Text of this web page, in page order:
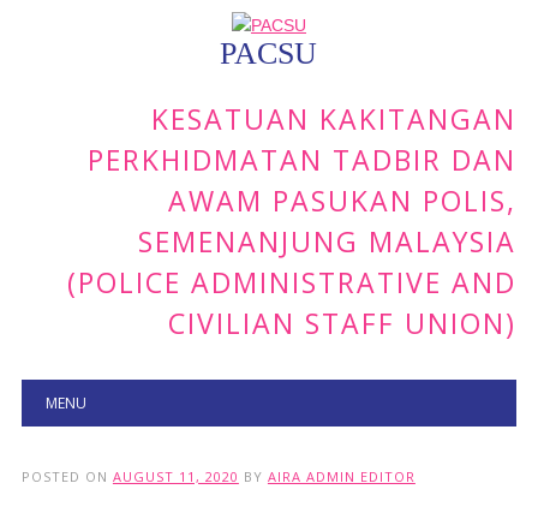
PACSU
KESATUAN KAKITANGAN
PERKHIDMATAN TADBIR DAN
AWAM PASUKAN POLIS,
SEMENANJUNG MALAYSIA
(POLICE ADMINISTRATIVE AND
CIVILIAN STAFF UNION)
Main menu
MENU
POSTED ON AUGUST 11, 2020 BY AIRA ADMIN EDITOR